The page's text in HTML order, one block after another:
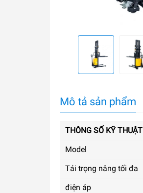
Mô tả sản phẩm
THÔNG SỐ KỸ THUẬT
Model
Tải trọng nâng tối đa
điện áp